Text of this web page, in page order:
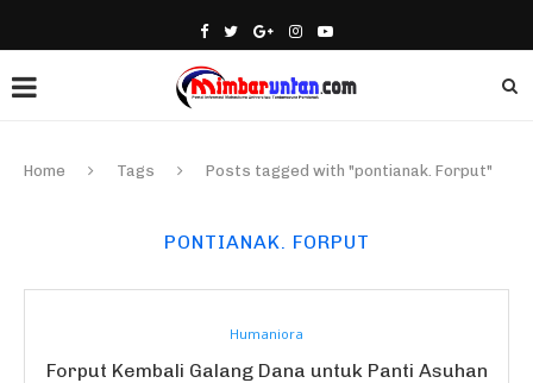
Home Tags Posts tagged with "pontianak. Forput"
PONTIANAK. FORPUT
Humaniora
Forput Kembali Galang Dana untuk Panti Asuhan